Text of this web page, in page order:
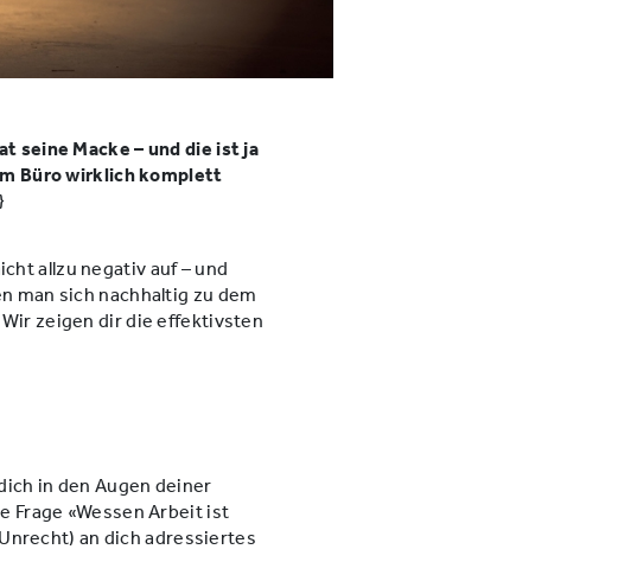
seine Macke – und die ist ja
Büro wirklich komplett
allzu negativ auf – und
man sich nachhaltig zu dem
zeigen dir die effektivsten
in den Augen deiner
Frage «Wessen Arbeit ist
an dich adressiertes